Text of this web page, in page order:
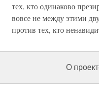
тех, кто одинаково
вовсе не между этими
против тех, кто
О